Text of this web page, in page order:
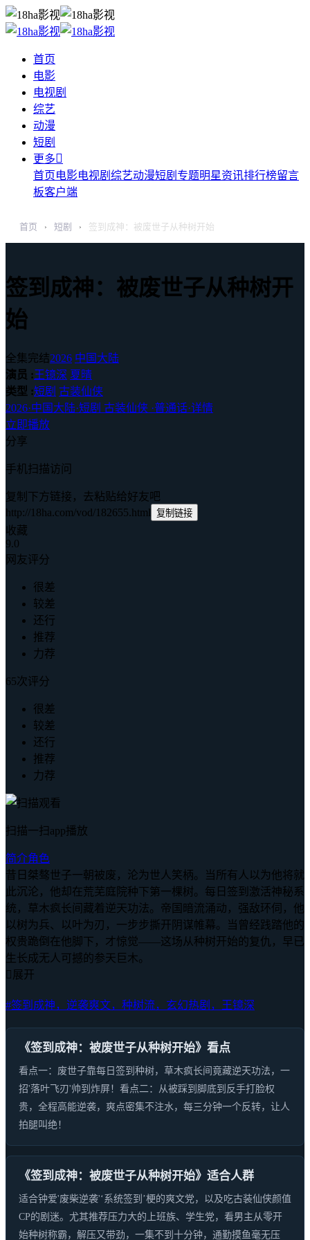
首页
电影
电视剧
综艺
动漫
短剧
更多
首页电影电视剧 综艺动漫短剧 专题明星资讯排行榜留言
板客户端
首页 › 短剧 › 签到成神：被废世子从种树开始
签到成神：被废世子从种树开
始
全集完结2026 中国大陆
演员 :王镱深 夏晴
类型 :短剧 古装仙侠
2026·中国大陆·短剧 古装仙侠 ·普通话·详情
立即播放
分享
手机扫描访问
复制下方链接，去粘贴给好友吧
http://18ha.com/vod/182655.html 复制链接
收藏
9.0
网友评分
很差
较差
还行
推荐
力荐
65次评分
很差
较差
还行
推荐
力荐
扫描一扫app播放
简介角色
昔日桀骜世子一朝被废，沦为世人笑柄。当所有人以为他将就
此沉沦，他却在荒芜庭院种下第一棵树。每日签到激活神秘系
统，草木疯长间藏着逆天功法。帝国暗流涌动，强敌环伺，他
以树为兵、以叶为刃，一步步撕开阴谋帷幕。当曾经践踏他的
权贵跪倒在他脚下，才惊觉——这场从种树开始的复仇，早已
生长成无人可撼的参天巨木。
 展开
#签到成神，逆袭爽文，种树流，玄幻热剧，王镱深
《签到成神：被废世子从种树开始》看点
看点一：废世子靠每日签到种树，草木疯长间竟藏逆天功法，一
招'落叶飞刃'帅到炸屏！看点二：从被踩到脚底到反手打脸权
贵，全程高能逆袭，爽点密集不注水，每三分钟一个反转，让人
拍腿叫绝！
《签到成神：被废世子从种树开始》适合人群
适合钟爱'废柴逆袭'‘系统签到’梗的爽文党，以及吃古装仙侠颜值
CP的剧迷。尤其推荐压力大的上班族、学生党，看男主从零开
始种树称霸，解压又带劲，一集不到十分钟，通勤摸鱼毫无压